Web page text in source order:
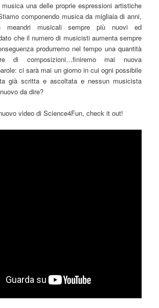
musica una delle proprie espressioni artistiche
componendo musica da migliaia di anni,
meandri musicali sempre più nuovi ed
che il numero di musicisti aumenta sempre
produrremo nel tempo una quantità
di composizioni…finiremo mai nuova
ci sarà mai un giorno in cui ogni possibile
già scritta e ascoltata e nessun musicista
da dire?
video di Science4Fun, check it out!